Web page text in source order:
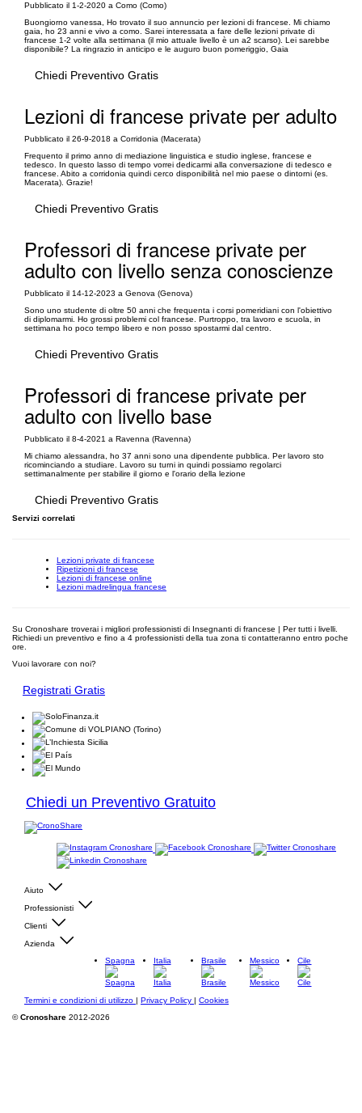
Pubblicato il 1-2-2020 a Como (Como)
Buongiorno vanessa, Ho trovato il suo annuncio per lezioni di francese. Mi chiamo
gaia, ho 23 anni e vivo a como. Sarei interessata a fare delle lezioni private di
francese 1-2 volte alla settimana (il mio attuale livello è un a2 scarso). Lei sarebbe
disponibile? La ringrazio in anticipo e le auguro buon pomeriggio, Gaia
Chiedi Preventivo Gratis
Lezioni di francese private per adulto
Pubblicato il 26-9-2018 a Corridonia (Macerata)
Frequento il primo anno di mediazione linguistica e studio inglese, francese e
tedesco. In questo lasso di tempo vorrei dedicarmi alla conversazione di tedesco e
francese. Abito a corridonia quindi cerco disponibilità nel mio paese o dintorni (es.
Macerata). Grazie!
Chiedi Preventivo Gratis
Professori di francese private per
adulto con livello senza conoscienze
Pubblicato il 14-12-2023 a Genova (Genova)
Sono uno studente di oltre 50 anni che frequenta i corsi pomeridiani con l'obiettivo
di diplomarmi. Ho grossi problemi col francese. Purtroppo, tra lavoro e scuola, in
settimana ho poco tempo libero e non posso spostarmi dal centro.
Chiedi Preventivo Gratis
Professori di francese private per
adulto con livello base
Pubblicato il 8-4-2021 a Ravenna (Ravenna)
Mi chiamo alessandra, ho 37 anni sono una dipendente pubblica. Per lavoro sto
ricominciando a studiare. Lavoro su turni in quindi possiamo regolarci
settimanalmente per stabilire il giorno e l'orario della lezione
Chiedi Preventivo Gratis
Servizi correlati
Lezioni private di francese
Ripetizioni di francese
Lezioni di francese online
Lezioni madrelingua francese
Su Cronoshare troverai i migliori professionisti di Insegnanti di francese | Per tutti i livelli.
Richiedi un preventivo e fino a 4 professionisti della tua zona ti contatteranno entro poche
ore.
Vuoi lavorare con noi?
Registrati Gratis
Chiedi un Preventivo Gratuito
Aiuto
Professionisti
Clienti
Azienda
Spagna
Italia Brasile Messico Cile
Termini e condizioni di utilizzo | Privacy Policy | Cookies
©Cronoshare 2012-2026